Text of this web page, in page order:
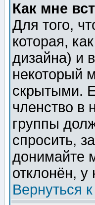
Как мне
Для того,
которая,
дизайна) и
некоторый
скрытыми.
членство в
группы
спросить,
донимайте
отклонён, у
Вернуться